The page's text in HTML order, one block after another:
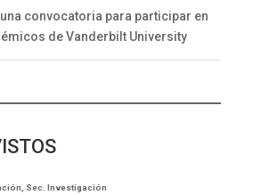
una convocatoria para participar en
de Vanderbilt University